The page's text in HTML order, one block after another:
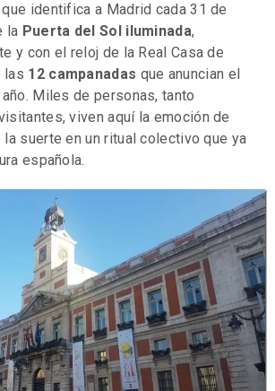
identifica a Madrid cada 31 de
la Puerta del Sol iluminada,
y con el reloj de la Real Casa de
las 12 campanadas que anuncian el
Miles de personas, tanto
viven aquí la emoción de
suerte en un ritual colectivo que ya
española.